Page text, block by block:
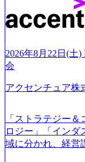
既存事業では成長
サポートするため
たします。 (1)既
「経営戦略」等の
イアントは各業界
スから「新規事業
略」案件をメイン
ロジェクト一部抜
ネスモデル検討支
ール制を敷く、柔
始～ 2026年8月7
ご応募いただいて
ご応募者様につい
とさせていただき
てご連絡させてい
日面接や面談の
接、条件面談それ
前日までに日程お
接および条件面
2026年8月22日(土
会
アクセンチュア株
「ストラテジー
ロジー」「インダ
域に分かれ、経営